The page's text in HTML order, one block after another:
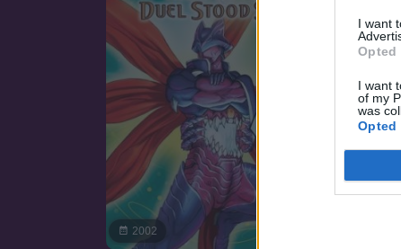
I want
Opted
I want
of my
was
Opted
2002